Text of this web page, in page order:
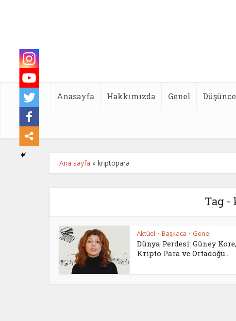
Anasayfa Hakkımızda Genel
Ana sayfa » kriptopara
Tag -
Aktüel • Başkaca • Genel
Dünya Perdesi: Güney Kore,
Kripto Para ve Ortadoğu...